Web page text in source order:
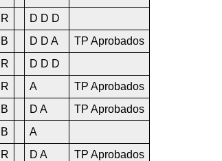
R
D D D
B D D A
TP Aprobados
R
D D D
R A
TP Aprobados
B D A
TP Aprobados
B
A
R D A
TP Aprobados